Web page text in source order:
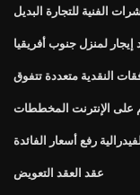
الفنية للتجارة البديل
إيجار لمنزل جنوب أفريقيا
النقدية متعددة تتفوق
رفع أسعار الفائدة
عقد العقد التعويض